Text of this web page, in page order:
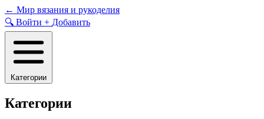
Skip
to
content
← Мир вязания и рукоделия
🔍 Войти + Добавить
Категории
Категории